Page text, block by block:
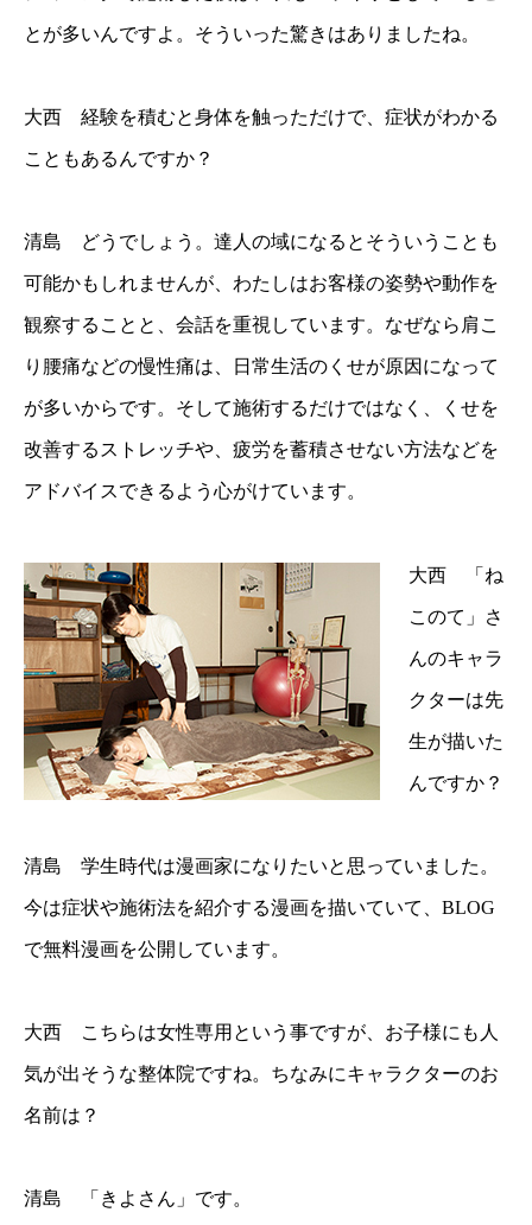
とが多いんですよ。そういった驚きはありましたね。
大西 経験を積むと身体を触っただけで、症状がわかる
こともあるんですか？
清島 どうでしょう。達人の域になるとそういうことも
可能かもしれませんが、わたしはお客様の姿勢や動作を
観察することと、会話を重視しています。なぜなら肩こ
り腰痛などの慢性痛は、日常生活のくせが原因になって
が多いからです。そして施術するだけではなく、くせを
改善するストレッチや、疲労を蓄積させない方法などを
アドバイスできるよう心がけています。
大西 「ね
このて」さ
んのキャラ
クターは先
生が描いた
んですか？
清島 学生時代は漫画家になりたいと思っていました。
今は症状や施術法を紹介する漫画を描いていて、BLOG
で無料漫画を公開しています。
大西 こちらは女性専用という事ですが、お子様にも人
気が出そうな整体院ですね。ちなみにキャラクターのお
名前は？
清島 「きよさん」です。